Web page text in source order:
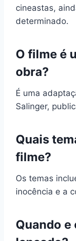
cineastas,
determinado.
O filme é
obra?
É uma
Salinger,
Quais
filme?
Os temas
inocência e a
Quando